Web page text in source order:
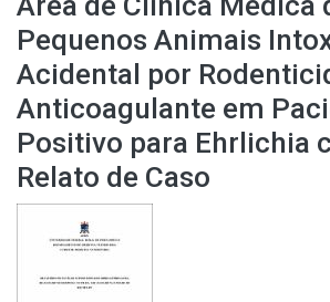
Pequenos Animais
Acidental por
Anticoagulante em
Positivo para Ehrlichia
Relato de Caso